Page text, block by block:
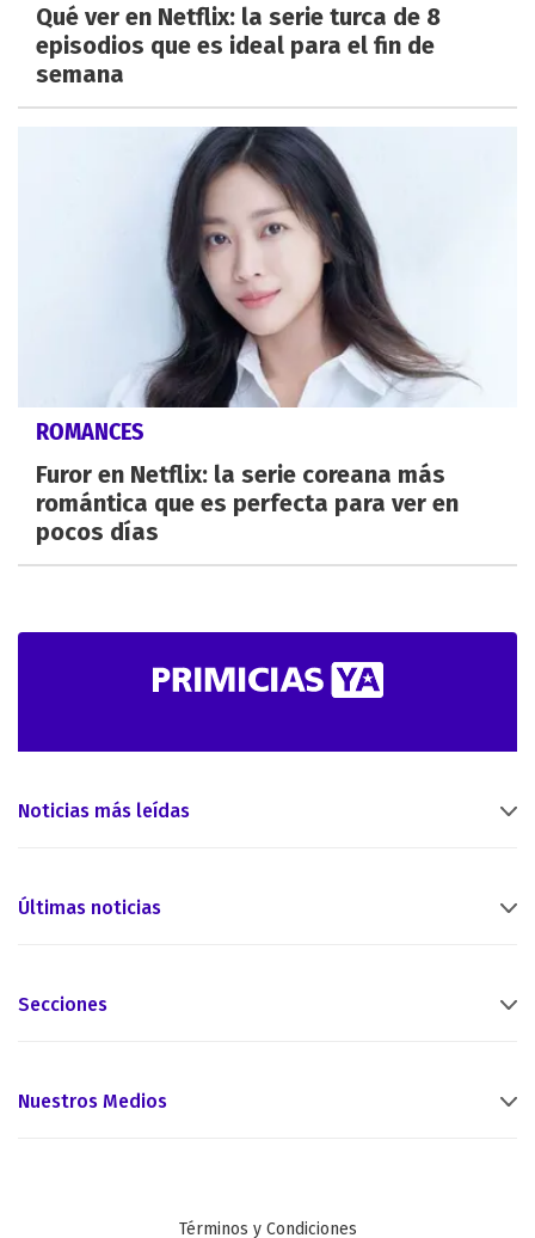
Qué ver en Netflix: la serie turca de 8
episodios que es ideal para el fin de
semana
ROMANCES
Furor en Netflix: la serie coreana más
romántica que es perfecta para ver en
pocos días
Noticias más leídas
Últimas noticias
Secciones
Nuestros Medios
Términos y Condiciones